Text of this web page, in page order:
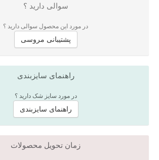
سوالی دارید ؟
در مورد این محصول سوالی دارید ؟
پشتیبانی مروسی
راهنمای سایزبندی
در مورد سایز شک دارید ؟
راهنمای سایزبندی
زمان تحویل محصولات